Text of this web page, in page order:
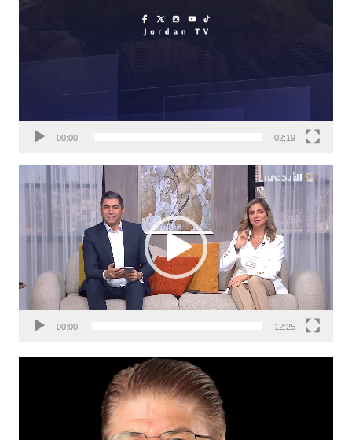
00:00 02:19
مشغل
الفيديو
00:00 12:25